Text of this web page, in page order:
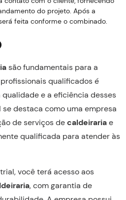
do projeto. Após a
feita conforme o combinado.
são fundamentais para a
qualificados é
e a eficiência desses
se destaca como uma empresa
de serviços decaldeirariae
qualificada para atender às
você terá acesso aos
, com garantia de